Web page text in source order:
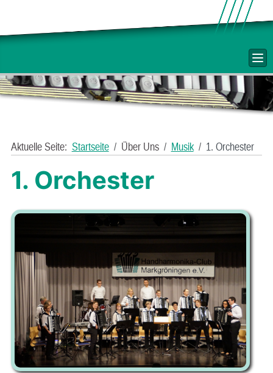
Aktuelle Seite: Startseite Über Uns Musik 1. Orchester
1. Orchester